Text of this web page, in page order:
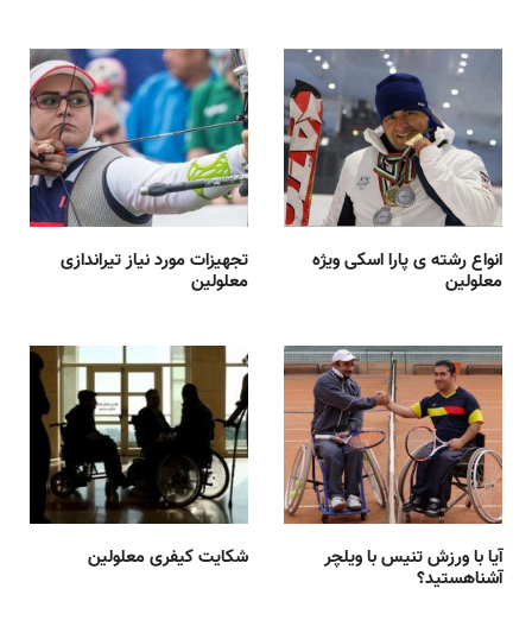
تجهیزات مورد نیاز تیراندازی
معلولین
انواع رشته ی پارا اسکی ویژه
معلولین
شکایت کیفری معلولین آیا با ورزش تنیس با ویلچر
آشناهستید؟